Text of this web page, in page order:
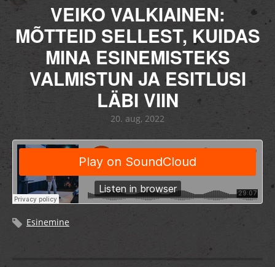
VEIKO VALKIAINEN:
MÕTTEID SELLEST, KUIDAS
MINA ESINEMISTEKS
VALMISTUN JA ESITLUSI
LÄBI VIIN
20. aug, 2022
Esinemine